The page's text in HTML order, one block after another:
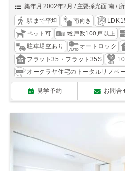
築年月:2002年2月
主要採光面:南
駅まで平坦 南向き
ペット可
総戸数100戸以上
駐車場空あり
オートロック
フラット35・フラット35S
オークラヤ住宅のトータルリノベ
見学予約 お問合